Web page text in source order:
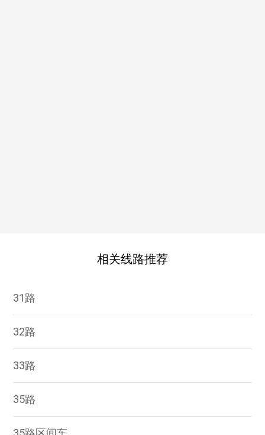
相关线路推荐
31路
32路
33路
35路